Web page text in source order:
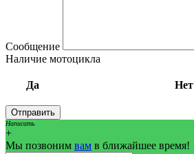
Сообщение
Наличие мотоцикла
Да Нет
Написать
+
Мы позвоним вам в ближайшее время!